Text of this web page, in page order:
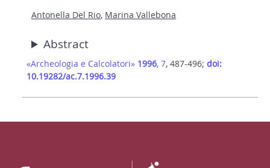
Antonella Del Rio, Marina Vallebona
Abstract
«Archeologia e Calcolatori» 1996, 7, 487-496; doi:
10.19282/ac.7.1996.39